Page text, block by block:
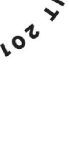
Pekka